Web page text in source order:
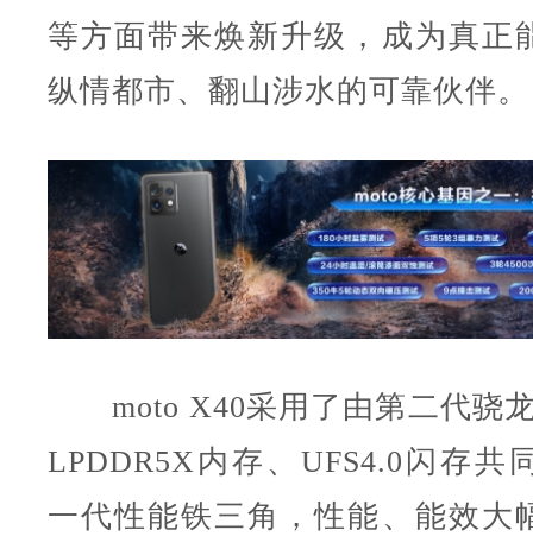
等方面带来焕新升级，成为真正
纵情都市、翻山涉水的可靠伙伴。
moto X40采用了由第二代骁龙
LPDDR5X内存、UFS4.0闪存共
一代性能铁三角，性能、能效大